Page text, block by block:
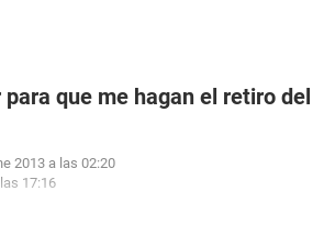
para que me hagan el retiro del
2013 a las 02:20
17:16